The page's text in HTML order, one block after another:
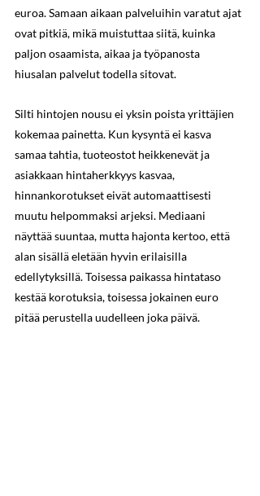
euroa. Samaan aikaan palveluihin varatut ajat
ovat pitkiä, mikä muistuttaa siitä, kuinka
paljon osaamista, aikaa ja työpanosta
hiusalan palvelut todella sitovat.
Silti hintojen nousu ei yksin poista yrittäjien
kokemaa painetta. Kun kysyntä ei kasva
samaa tahtia, tuoteostot heikkenevät ja
asiakkaan hintaherkkyys kasvaa,
hinnankorotukset eivät automaattisesti
muutu helpommaksi arjeksi. Mediaani
näyttää suuntaa, mutta hajonta kertoo, että
alan sisällä eletään hyvin erilaisilla
edellytyksillä. Toisessa paikassa hintataso
kestää korotuksia, toisessa jokainen euro
pitää perustella uudelleen joka päivä.